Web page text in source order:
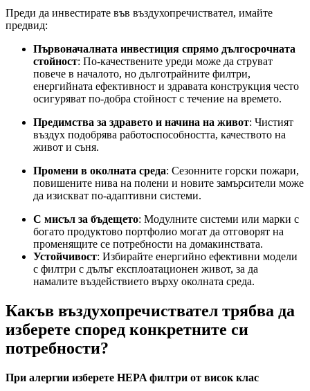
Преди да инвестирате във въздухопречиствател, имайте
предвид:
Първоначалната инвестиция спрямо дългосрочната
стойност: По-качествените уреди може да струват
повече в началото, но дълготрайните филтри,
енергийната ефективност и здравата конструкция често
осигуряват по-добра стойност с течение на времето.
Предимства за здравето и начина на живот: Чистият
въздух подобрява работоспособността, качеството на
живот и съня.
Промени в околната среда: Сезонните горски пожари,
повишените нива на полени и новите замърсители може
да изискват по-адаптивни системи.
С мисъл за бъдещето: Модулните системи или марки с
богато продуктово портфолио могат да отговорят на
променящите се потребности на домакинствата.
Устойчивост: Избирайте енергийно ефективни модели
с филтри с дълъг експлоатационен живот, за да
намалите въздействието върху околната среда.
Какъв въздухопречиствател трябва да
изберете според конкретните си
потребности?
При алергии изберете HEPA филтри от висок клас